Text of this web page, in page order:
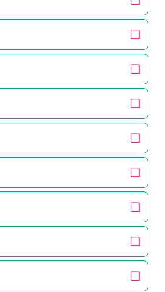
❏
❏
❏
❏
❏
❏
❏
❏